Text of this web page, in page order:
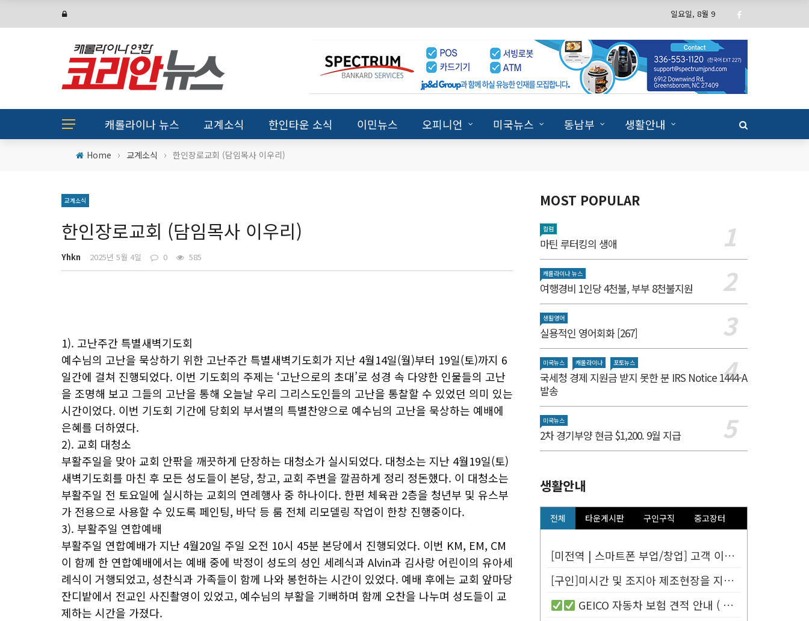
일요일, 8월 9
캐롤라이나 뉴스 교계소식 한인타운 소식 이민뉴스 오피니언 미국뉴스 동남부 생활안내
Home › 교계소식 › 한인장로교회 (담임목사 이우리)
교계소식
한인장로교회 (담임목사 이우리)
Yhkn 2025년 5월 4일 0 585
1). 고난주간 특별새벽기도회
예수님의 고난을 묵상하기 위한 고난주간 특별새벽기도회가 지난 4월14일(월)부터 19일(토)까지 6
일간에 걸쳐 진행되었다. 이번 기도회의 주제는 ‘고난으로의 초대’로 성경 속 다양한 인물들의 고난
을 조명해 보고 그들의 고난을 통해 오늘날 우리 그리스도인들의 고난을 통찰할 수 있었던 의미 있는
시간이었다. 이번 기도회 기간에 당회외 부서별의 특별찬양으로 예수님의 고난을 묵상하는 예배에
은혜를 더하였다.
2). 교회 대청소
부활주일을 맞아 교회 안팎을 깨끗하게 단장하는 대청소가 실시되었다. 대청소는 지난 4월19일(토)
새벽기도회를 마친 후 모든 성도들이 본당, 창고, 교회 주변을 깔끔하게 정리 정돈했다. 이 대청소는
부활주일 전 토요일에 실시하는 교회의 연례행사 중 하나이다. 한편 체육관 2층을 청년부 및 유스부
가 전용으로 사용할 수 있도록 페인팅, 바닥 등 룸 전체 리모델링 작업이 한창 진행중이다.
3). 부활주일 연합예배
부활주일 연합예배가 지난 4월20일 주일 오전 10시 45분 본당에서 진행되었다. 이번 KM, EM, CM
이 함께 한 연합예배에서는 예배 중에 박정이 성도의 성인 세례식과 Alvin과 김사랑 어린이의 유아세
례식이 거행되었고, 성찬식과 가족들이 함께 나와 봉헌하는 시간이 있었다. 예배 후에는 교회 앞마당
잔디밭에서 전교인 사진촬영이 있었고, 예수님의 부활을 기뻐하며 함께 오찬을 나누며 성도들이 교
제하는 시간을 가졌다.
MOST POPULAR
컬럼
마틴 루터킹의 생애
캐롤라이나 뉴스
여행경비 1인당 4천불, 부부 8천불지원
생활영어
실용적인 영어회화 [267]
미국뉴스 캐롤라이나 포토뉴스
국세청 경제 지원금 받지 못한 분 IRS Notice 1444-A
발송
미국뉴스
2차 경기부양 현금 $1,200. 9월 지급
생활안내
전체 타운게시판 구인구직 중고장터
[미전역 | 스마트폰 부업/창업] 고객 이름만 넣으면 평생 연금 20% ...
[구인]미시간 및 조지아 제조현장을 지원할 Customer Service...
GEICO 자동차 보험 견적 안내 (